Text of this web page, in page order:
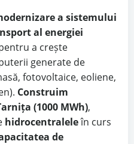
a sistemului
al energiei
a crește
generate de
fotovoltaice, eoliene,
Construim
(1000 MWh),
hidrocentraleleîn curs
de